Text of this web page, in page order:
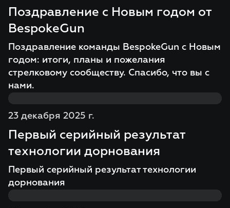
Поздравление с Новым годом от
BespokeGun
Поздравление команды BespokeGun с Новым
годом: итоги, планы и пожелания
стрелковому сообществу. Спасибо, что вы с
нами.
23 декабря 2025 г.
Первый серийный результат
технологии дорнования
Первый серийный результат технологии
дорнования